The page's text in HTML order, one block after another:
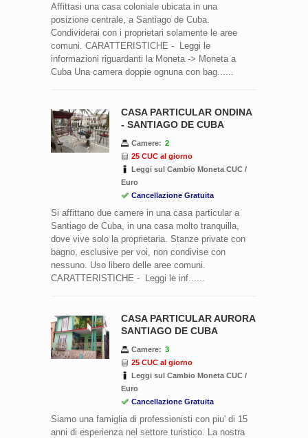
Affittasi una casa coloniale ubicata in una
posizione centrale, a Santiago de Cuba.
Condividerai con i proprietari solamente le aree
comuni. CARATTERISTICHE - Leggi le
informazioni riguardanti la Moneta -> Moneta a
Cuba Una camera doppie ognuna con bag......
CASA PARTICULAR ONDINA
- SANTIAGO DE CUBA
Camere: 2
25 CUC al giorno
Leggi sul Cambio Moneta CUC /
Euro
Cancellazione Gratuita
Si affittano due camere in una casa particular a
Santiago de Cuba, in una casa molto tranquilla,
dove vive solo la proprietaria. Stanze private con
bagno, esclusive per voi, non condivise con
nessuno. Uso libero delle aree comuni.
CARATTERISTICHE - Leggi le inf......
CASA PARTICULAR AURORA
SANTIAGO DE CUBA
Camere: 3
25 CUC al giorno
Leggi sul Cambio Moneta CUC /
Euro
Cancellazione Gratuita
Siamo una famiglia di professionisti con piu' di 15
anni di esperienza nel settore turistico. La nostra